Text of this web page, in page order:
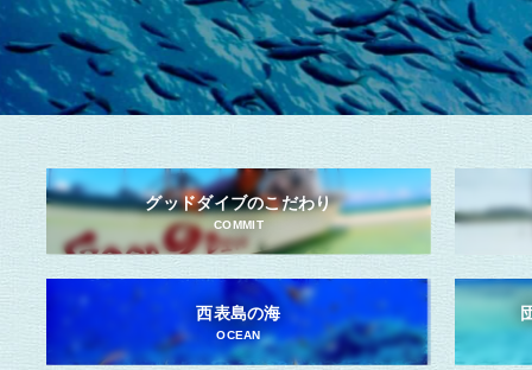
グッドダイブのこだわり
COMMIT
西表島の海
OCEAN